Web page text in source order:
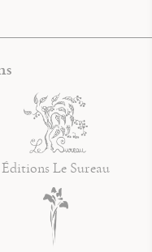
Éditions Le Sureau